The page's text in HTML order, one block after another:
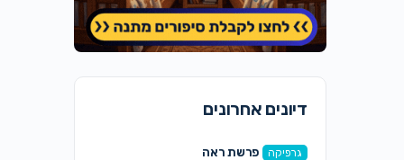
דיונים אחרונים
גרפיקה פרשת ראה